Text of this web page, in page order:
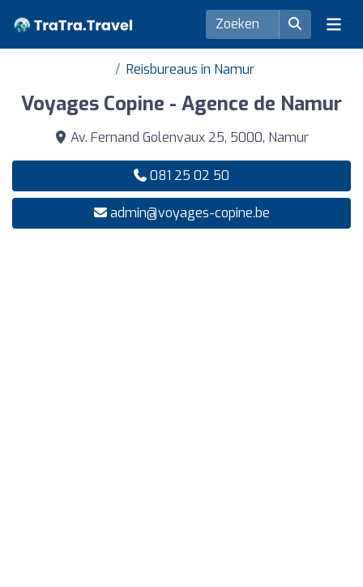
Reisbureaus in Namur
Voyages Copine - Agence de Namur
Av. Fernand Golenvaux 25, 5000, Namur
081 25 02 50
admin@voyages-copine.be